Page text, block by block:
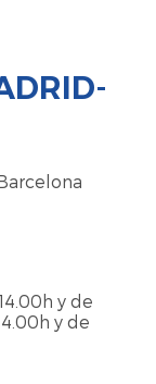
y de
y de